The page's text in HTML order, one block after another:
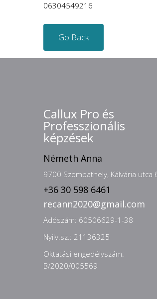
06304549216
Go Back
Callux Pro és
Professzionális
képzések
Németh Anna
9700 Szombathely, Kálvária utca
+36 30 598 6461
recann2020@gmail.com
Adószám: 60506629-1-38
Nyilv.sz.: 21136325
Oktatási engedélyszám:
B/2020/005569